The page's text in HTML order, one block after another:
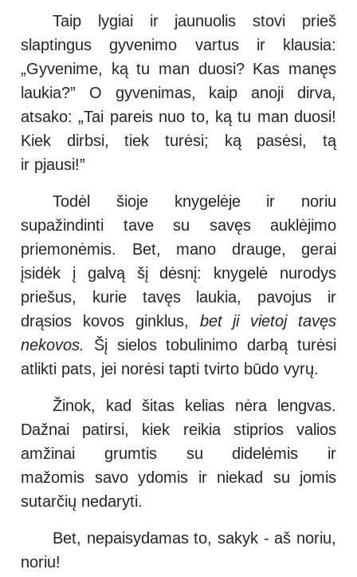
Taip lygiai ir jaunuolis stovi prieš
slaptingus gyvenimo vartus ir klausia:
„Gyvenime, ką tu man duosi? Kas manęs
laukia?” O gyvenimas, kaip anoji dirva,
atsako: „Tai pareis nuo to, ką tu man duosi!
Kiek dirbsi, tiek turėsi; ką pasėsi, tą
ir pjausi!”
Todėl šioje knygelėje ir noriu
supažindinti tave su savęs auklėjimo
priemonėmis. Bet, mano drauge, gerai
įsidėk į galvą šį dėsnį: knygelė nurodys
priešus, kurie tavęs laukia, pavojus ir
drąsios kovos ginklus, bet ji vietoj tavęs
nekovos.
Šį sielos tobulinimo darbą turėsi
atlikti pats, jei norėsi tapti tvirto būdo vyrų.
Žinok, kad šitas kelias nėra lengvas.
Dažnai patirsi, kiek reikia stiprios valios
amžinai grumtis su didelėmis ir
mažomis savo ydomis ir niekad su jomis
sutarčių nedaryti.
Bet, nepaisydamas to, sakyk - aš noriu,
noriu!